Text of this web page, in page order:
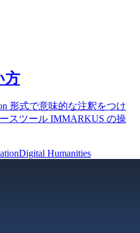
方
形式で意味的な注釈をつけ
スツール IMMARKUS の操
Digital Humanities